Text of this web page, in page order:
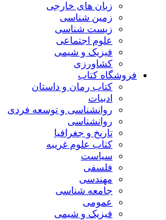
زبان های خارجی
زمین شناسی
زیست شناسی
علوم اجتماعی
فیزیک و شیمی
کشاورزی
فروشگاه کتاب
کتاب رمان و داستان
ادبیات
روانشناسی و توسعه فردی
روانشناسی
تاریخ و جغرافیا
کتاب علوم غریبه
سیاست
فلسفی
مهندسی
جامعه شناسی
عمومی
فیزیک و شیمی